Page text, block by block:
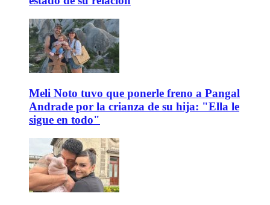
Meli Noto tuvo que ponerle freno a Pangal
Andrade por la crianza de su hija: "Ella le
sigue en todo"